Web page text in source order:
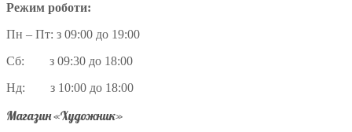
Режим роботи:
Пн – Пт: з 09:00 до 19:00
Сб: з 09:30 до 18:00
Нд: з 10:00 до 18:00
Магазин «Художник»